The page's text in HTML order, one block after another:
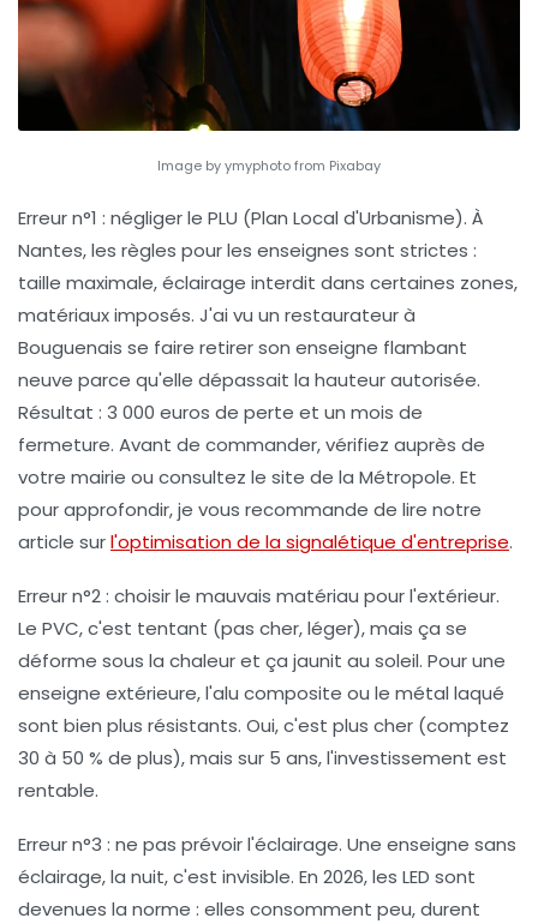
Image by ymyphoto from Pixabay
Erreur n°1 : négliger le PLU (Plan Local d'Urbanisme). À
Nantes, les règles pour les enseignes sont strictes :
taille maximale, éclairage interdit dans certaines zones,
matériaux imposés. J'ai vu un restaurateur à
Bouguenais se faire retirer son enseigne flambant
neuve parce qu'elle dépassait la hauteur autorisée.
Résultat : 3 000 euros de perte et un mois de
fermeture. Avant de commander, vérifiez auprès de
votre mairie ou consultez le site de la Métropole. Et
pour approfondir, je vous recommande de lire notre
article surl'optimisation de la signalétique d'entreprise.
Erreur n°2 : choisir le mauvais matériau pour l'extérieur.
Le PVC, c'est tentant (pas cher, léger), mais ça se
déforme sous la chaleur et ça jaunit au soleil. Pour une
enseigne extérieure, l'alu composite ou le métal laqué
sont bien plus résistants. Oui, c'est plus cher (comptez
30 à 50 % de plus), mais sur 5 ans, l'investissement est
rentable.
Erreur n°3 : ne pas prévoir l'éclairage. Une enseigne sans
éclairage, la nuit, c'est invisible. En 2026, les LED sont
devenues la norme : elles consomment peu, durent